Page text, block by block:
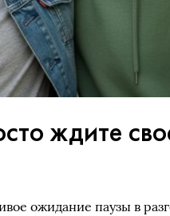
ждите
ожидание паузы в